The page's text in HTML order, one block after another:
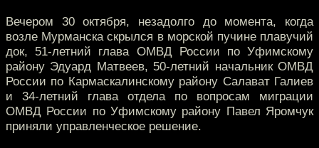
Вечером 30 октября, незадолго до момента, когда
возле Мурманска скрылся в морской пучине плавучий
док, 51-летний глава ОМВД России по Уфимскому
району Эдуард Матвеев, 50-летний начальник ОМВД
России по Кармаскалинскому району Салават Галиев
и 34-летний глава отдела по вопросам миграции
ОМВД России по Уфимскому району Павел Яромчук
приняли управленческое решение.